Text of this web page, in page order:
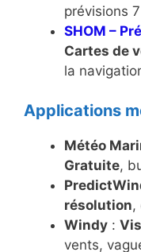
prévisions
SHOM –
Cartes de
la
Applications
Météo
Gratuite,
résolution,
Windy :
vents,